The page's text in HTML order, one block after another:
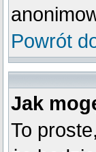
Powrót
Jak
To